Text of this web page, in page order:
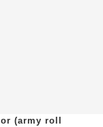
(army roll